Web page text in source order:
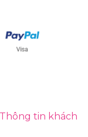
tin khách